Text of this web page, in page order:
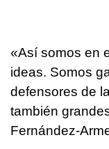
«Así somos en
ideas. Somos
defensores de
también
Fernández-